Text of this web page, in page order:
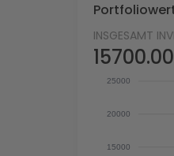
INSGESAMT
15700.00
25000
20000
15000